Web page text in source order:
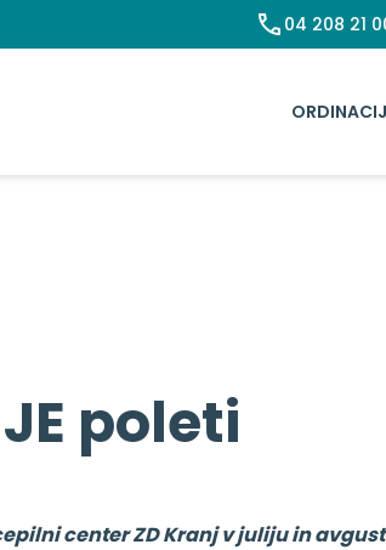
04 208 21
poleti
center ZD Kranj v juliju in